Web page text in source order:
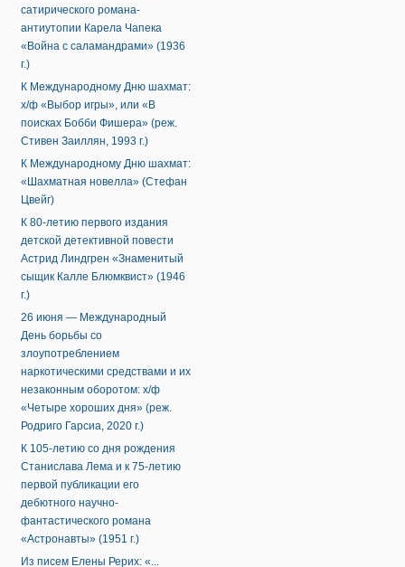
сатирического романа-
антиутопии Карела Чапека
«Война с саламандрами» (1936
г.)
К Международному Дню шахмат:
х/ф «Выбор игры», или «В
поисках Бобби Фишера» (реж.
Стивен Заиллян, 1993 г.)
К Международному Дню шахмат:
«Шахматная новелла» (Стефан
Цвейг)
К 80-летию первого издания
детской детективной повести
Астрид Линдгрен «Знаменитый
сыщик Калле Блюмквист» (1946
г.)
26 июня — Международный
День борьбы со
злоупотреблением
наркотическими средствами и их
незаконным оборотом: х/ф
«Четыре хороших дня» (реж.
Родриго Гарсиа, 2020 г.)
К 105-летию со дня рождения
Станислава Лема и к 75-летию
первой публикации его
дебютного научно-
фантастического романа
«Астронавты» (1951 г.)
Из писем Елены Рерих: «...